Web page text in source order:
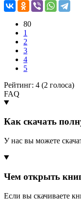
80
1
2
3
4
5
Рейтинг: 4 (2 голоса)
FAQ
Как скачать
У нас вы можете
Чем открыть
Если вы скачиваете